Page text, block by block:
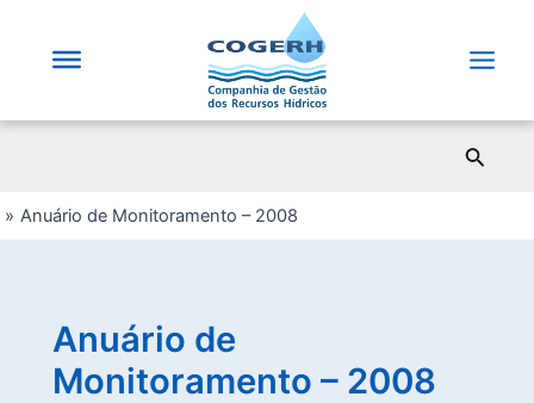
Anuário de Monitoramento – 2008
Anuário de
Monitoramento – 2008